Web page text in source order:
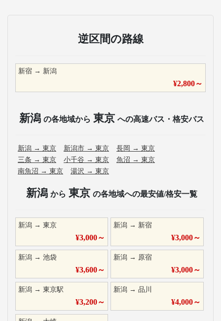
逆区間の路線
新宿 → 新潟
¥2,800～
新潟 の各地域から 東京 への高速バス・格安バス
新潟 → 東京 新潟市 → 東京 長岡 → 東京
三条 → 東京 小千谷 → 東京 魚沼 → 東京
南魚沼 → 東京 湯沢 → 東京
新潟 から 東京 の各地域への最安値/格安一覧
新潟 → 東京
¥3,000～
新潟 → 新宿
¥3,000～
新潟 → 池袋
¥3,600～
新潟 → 原宿
¥3,000～
新潟 → 東京駅
¥3,200～
新潟 →品川
¥4,000～